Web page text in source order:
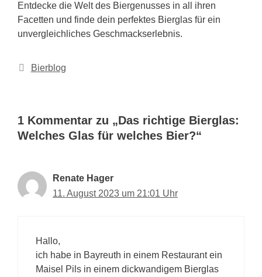
Entdecke die Welt des Biergenusses in all ihren
Facetten und finde dein perfektes Bierglas für ein
unvergleichliches Geschmackserlebnis.
Kategorien
Bierblog
1 Kommentar zu „Das richtige Bierglas:
Welches Glas für welches Bier?“
Renate Hager
11. August 2023 um 21:01 Uhr
Hallo,
ich habe in Bayreuth in einem Restaurant ein
Maisel Pils in einem dickwandigem Bierglas